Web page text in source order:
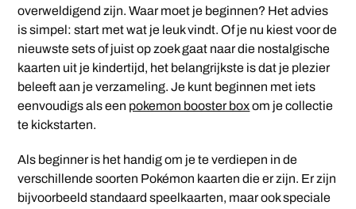
overweldigend zijn. Waar moet je beginnen? Het advies
is simpel: start met wat je leuk vindt. Of je nu kiest voor de
nieuwste sets of juist op zoek gaat naar die nostalgische
kaarten uit je kindertijd, het belangrijkste is dat je plezier
beleeft aan je verzameling. Je kunt beginnen met iets
eenvoudigs als een pokemon booster boxom je collectie
te kickstarten.
Als beginner is het handig om je te verdiepen in de
verschillende soorten Pokémon kaarten die er zijn. Er zijn
bijvoorbeeld standaard speelkaarten, maar ook speciale